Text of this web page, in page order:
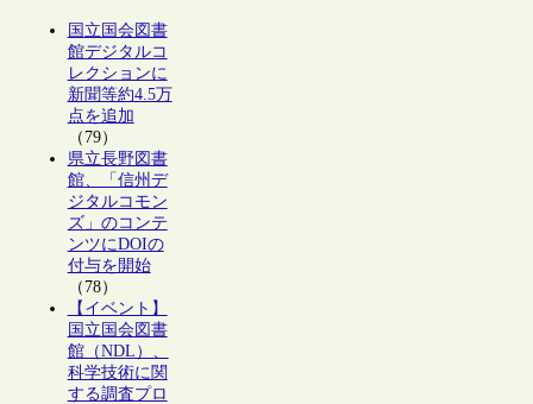
国立国会図書
館デジタルコ
レクションに
新聞等約4.5万
点を追加
（79）
県立長野図書
館、「信州デ
ジタルコモン
ズ」のコンテ
ンツにDOIの
付与を開始
（78）
【イベント】
国立国会図書
館（NDL）、
科学技術に関
する調査プロ